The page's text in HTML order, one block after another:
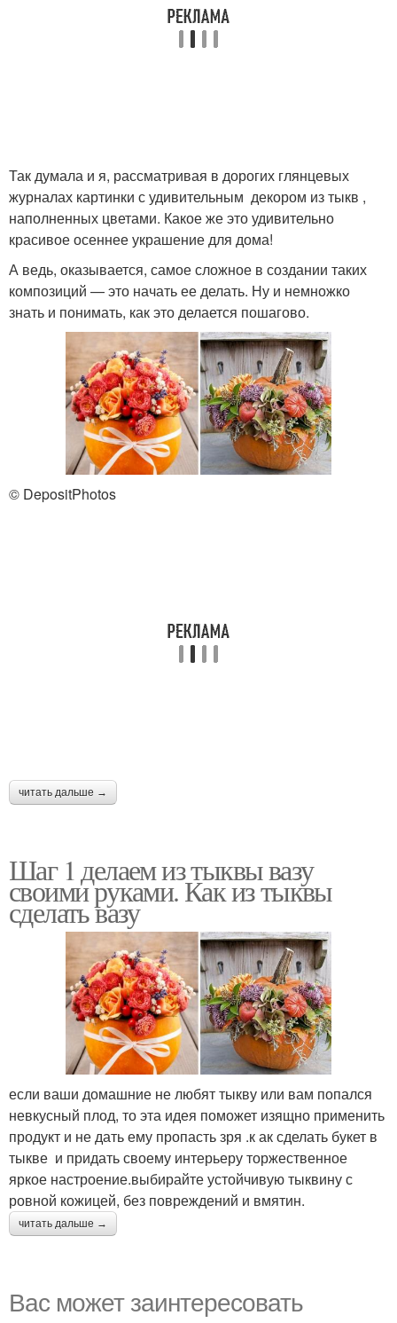
Так думала и я, рассматривая в дорогих глянцевых
журналах картинки с удивительным декором из тыкв ,
наполненных цветами. Какое же это удивительно
красивое осеннее украшение для дома!
А ведь, оказывается, самое сложное в создании таких
композиций — это начать ее делать. Ну и немножко
знать и понимать, как это делается пошагово.
© DepositPhotos
читать дальше →
Шаг 1 делаем из тыквы вазу
своими руками. Как из тыквы
сделать вазу
если ваши домашние не любят тыкву или вам попался
невкусный плод, то эта идея поможет изящно применить
продукт и не дать ему пропасть зря .к ак сделать букет в
тыкве и придать своему интерьеру торжественное
яркое настроение.выбирайте устойчивую тыквину с
ровной кожицей, без повреждений и вмятин.
читать дальше →
Вас может заинтересовать